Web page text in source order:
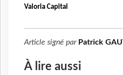
Valoria Capital
Article signé par Patrick
À lire aussi